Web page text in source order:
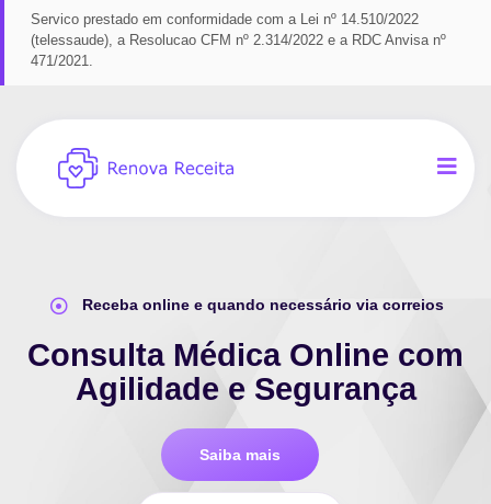
Servico prestado em conformidade com a Lei nº 14.510/2022
(telessaude), a Resolucao CFM nº 2.314/2022 e a RDC Anvisa nº
471/2021.
Receba online e quando necessário via correios
Consulta Médica Online com
Agilidade e Segurança
Saiba mais